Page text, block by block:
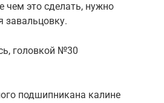
чем это сделать, нужно
завальцовку.
головкой №30
подшипникана калине